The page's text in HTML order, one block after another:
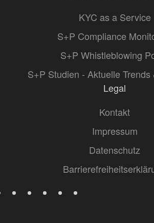
KYC as a Service
S+P Compliance
S+P Whistleblowing
S+P Studien - Aktuelle Trends
Legal
Kontakt
Impressum
Datenschutz